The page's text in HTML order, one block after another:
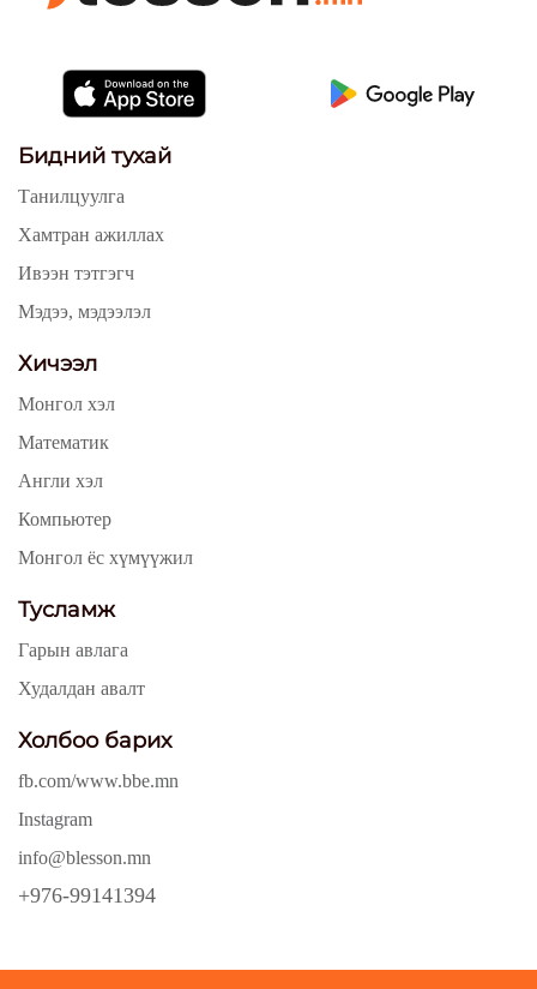
Бидний тухай
Танилцуулга
Хамтран ажиллах
Ивээн тэтгэгч
Мэдээ, мэдээлэл
Хичээл
Монгол хэл
Математик
Англи хэл
Компьютер
Монгол ёс хүмүүжил
Тусламж
Гарын авлага
Худалдан авалт
Холбоо барих
fb.com/www.bbe.mn
Instagram
info@blesson.mn
+976-99141394